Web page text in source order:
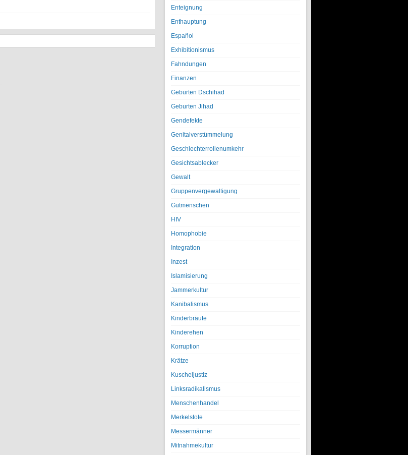
Enteignung
Enthauptung
Español
Exhibitionismus
Fahndungen
Finanzen
Geburten Dschihad
Geburten Jihad
Gendefekte
Genitalverstümmelung
Geschlechterrollenumkehr
Gesichtsablecker
Gewalt
Gruppenvergewaltigung
Gutmenschen
HIV
Homophobie
Integration
Inzest
Islamisierung
Jammerkultur
Kanibalismus
Kinderbräute
Kinderehen
Korruption
Krätze
Kuscheljustiz
Linksradikalismus
Menschenhandel
Merkelstote
Messermänner
Mitnahmekultur